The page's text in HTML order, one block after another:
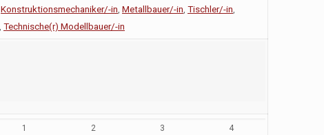
Konstruktionsmechaniker/-in Metallbauer/-in Tischler/-in
Technische(r) Modellbauer/-in
1 2 3 4